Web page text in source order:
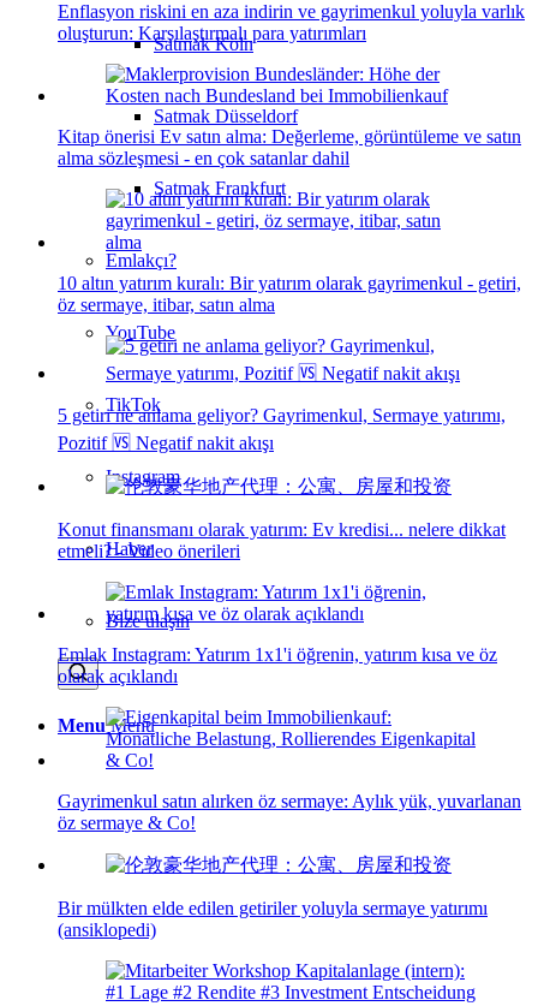
Satmak Köln
Satmak Düsseldorf
Satmak Frankfurt
Emlakçı?
YouTube
TikTok
Instagram
Haber
Bize ulaşın
Menu Menu
Enflasyon riskini en aza indirin ve gayrimenkul yoluyla varlık
oluşturun: Karşılaştırmalı para yatırımları
Kitap önerisi Ev satın alma: Değerleme, görüntüleme ve satın
alma sözleşmesi - en çok satanlar dahil
10 altın yatırım kuralı: Bir yatırım olarak gayrimenkul - getiri,
öz sermaye, itibar, satın alma
5 getiri ne anlama geliyor? Gayrimenkul, Sermaye yatırımı,
Pozitif 🆚 Negatif nakit akışı
Konut finansmanı olarak yatırım: Ev kredisi... nelere dikkat
etmeli? - Video önerileri
Emlak Instagram: Yatırım 1x1'i öğrenin, yatırım kısa ve öz
olarak açıklandı
Gayrimenkul satın alırken öz sermaye: Aylık yük, yuvarlanan
öz sermaye & Co!
Bir mülkten elde edilen getiriler yoluyla sermaye yatırımı
(ansiklopedi)